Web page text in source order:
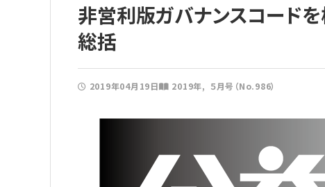
非営利版ガバナンスコード
総括
2019年04月19日 2019年 ５月号（No.986）